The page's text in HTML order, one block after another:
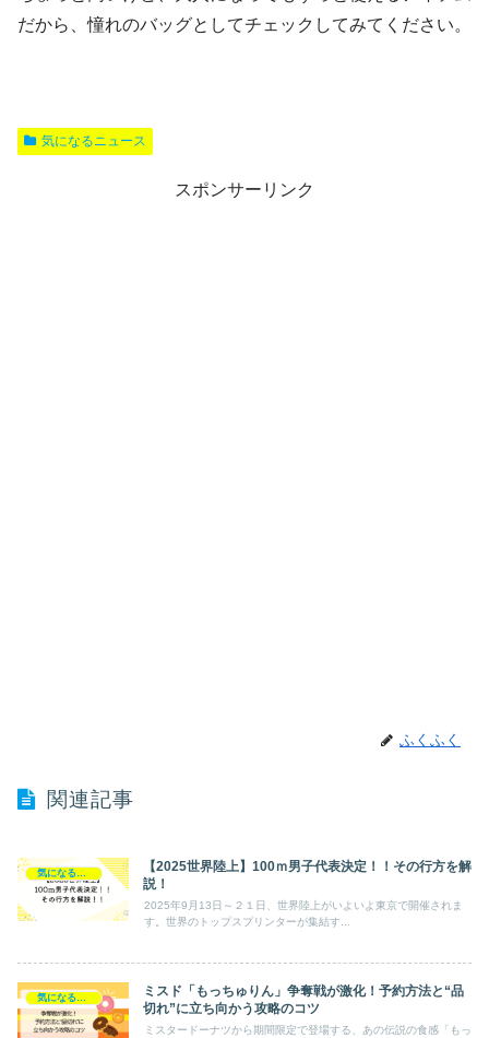
だから、憧れのバッグとしてチェックしてみてください。
気になるニュース
スポンサーリンク
ふくふく
関連記事
【2025世界陸上】100ｍ男子代表決定！！その行方を解
説！
2025年9月13日～２１日、世界陸上がいよいよ東京で開催されま
す。世界のトップスプリンターが集結す...
ミスド「もっちゅりん」争奪戦が激化！予約方法と“品
切れ”に立ち向かう攻略のコツ
ミスタードーナツから期間限定で登場する、あの伝説の食感「もっ